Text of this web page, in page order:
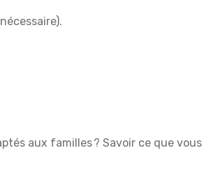
aux familles ? Savoir ce que